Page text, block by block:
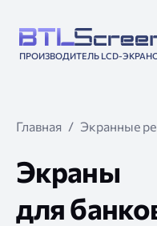
ПРОИЗВОДИТЕЛЬ LCD-
Главная Экранные
Экраны
для